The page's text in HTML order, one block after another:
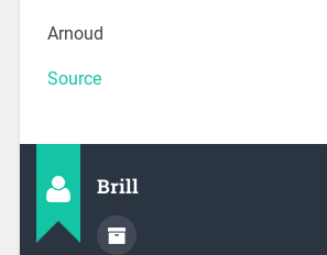
Arnoud
Source
Brill